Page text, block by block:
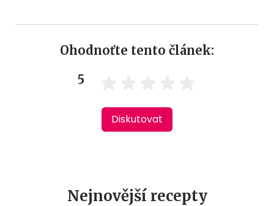
Ohodnoťte tento článek:
5
Diskutovat
Nejnovější recepty